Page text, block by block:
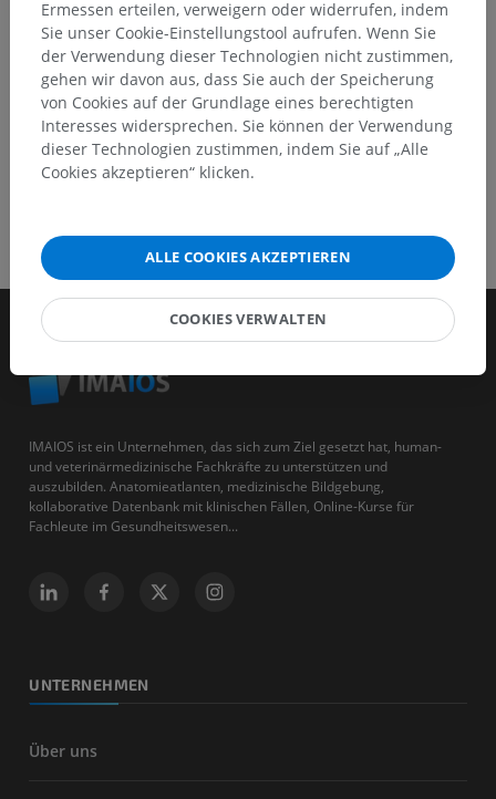
HOLE SIE SICH DIE APP
IMAIOS ist ein Unternehmen, das sich zum Ziel gesetzt hat, human-
und veterinärmedizinische Fachkräfte zu unterstützen und
auszubilden. Anatomieatlanten, medizinische Bildgebung,
kollaborative Datenbank mit klinischen Fällen, Online-Kurse für
Fachleute im Gesundheitswesen...
UNTERNEHMEN
Über uns
Ermessen erteilen, verweigern oder widerrufen, indem
Sie unser Cookie-Einstellungstool aufrufen. Wenn Sie
der Verwendung dieser Technologien nicht zustimmen,
gehen wir davon aus, dass Sie auch der Speicherung
von Cookies auf der Grundlage eines berechtigten
Interesses widersprechen. Sie können der Verwendung
dieser Technologien zustimmen, indem Sie auf „Alle
Cookies akzeptieren“ klicken.
ALLE COOKIES AKZEPTIEREN
COOKIES VERWALTEN